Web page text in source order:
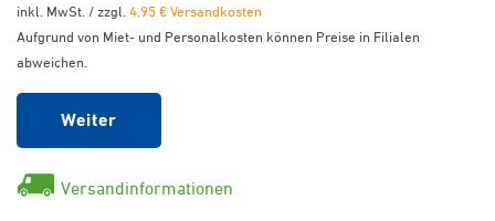
inkl. MwSt. / zzgl.4,95 € Versandkosten
Aufgrund von Miet- und Personalkosten können Preise in Filialen
abweichen.
Weiter
Versandinformationen